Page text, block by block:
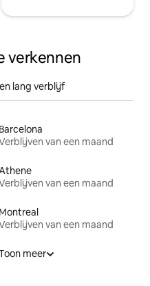
verkennen
lang verblijf
Barcelona
van een maand
van een maand
Montreal
van een maand
meer